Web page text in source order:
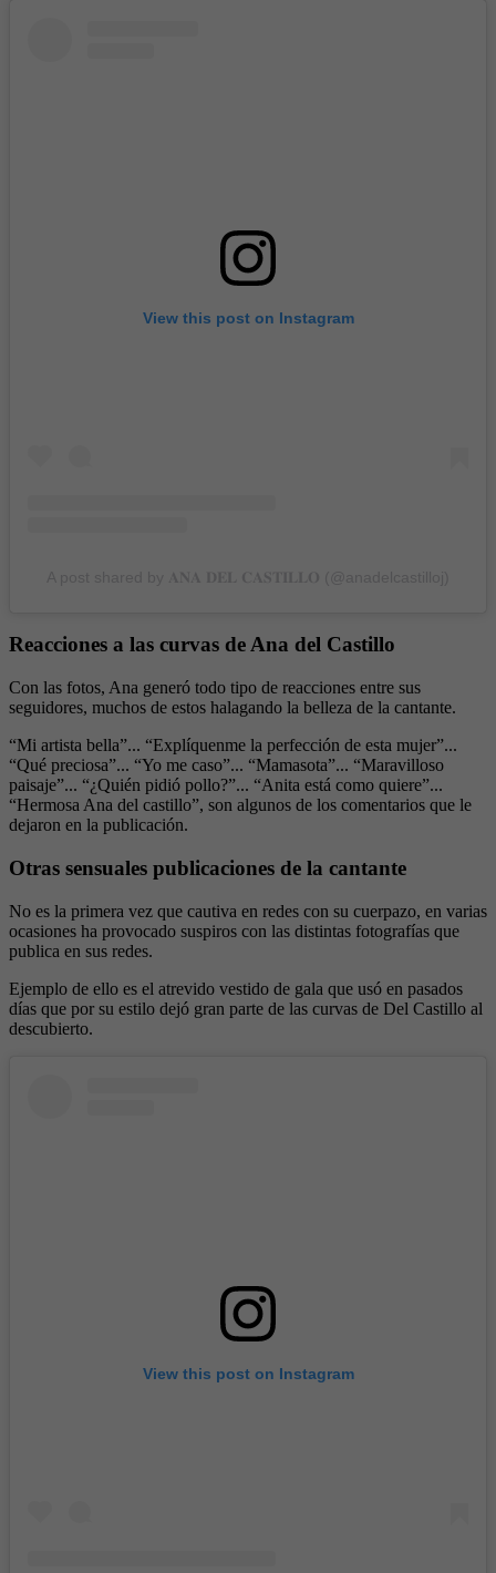
View this post on Instagram
Reacciones a las curvas de Ana del Castillo
Con las fotos, Ana generó todo tipo de reacciones entre sus
seguidores, muchos de estos halagando la belleza de la cantante.
“Mi artista bella”... “Explíquenme la perfección de esta mujer”...
“Qué preciosa”... “Yo me caso”... “Mamasota”... “Maravilloso
paisaje”... “¿Quién pidió pollo?”... “Anita está como quiere”...
“Hermosa Ana del castillo”, son algunos de los comentarios que le
dejaron en la publicación.
Otras sensuales publicaciones de la cantante
No es la primera vez que cautiva en redes con su cuerpazo, en varias
ocasiones ha provocado suspiros con las distintas fotografías que
publica en sus redes.
Ejemplo de ello es el atrevido vestido de gala que usó en pasados
días que por su estilo dejó gran parte de las curvas de Del Castillo al
descubierto.
View this post on Instagram